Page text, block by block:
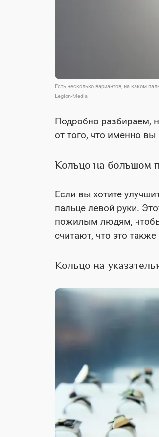
Есть несколько вариантов, на каком
Legion-Media
Подробно разбираем,
от того, что именно
Кольцо на большом
Если вы хотите
пальце левой руки.
пожилым людям,
считают, что это
Кольцо на